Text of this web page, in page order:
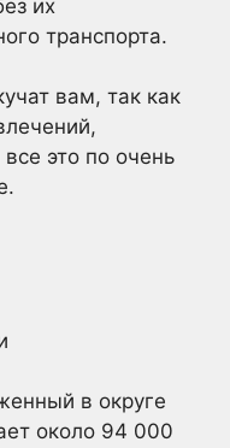
их
транспорта.
вам, так как
это по очень
в округе
около 94 000